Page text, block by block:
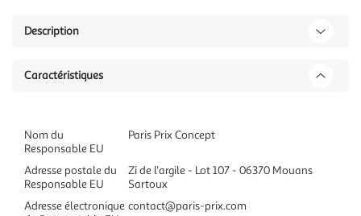
Description
Caractéristiques
Nom du
Responsable EU
Paris Prix Concept
Adresse postale du
Responsable EU
Zi de l'argile - Lot 107 - 06370 Mouans
Sartoux
Adresse électronique contact@paris-prix.com